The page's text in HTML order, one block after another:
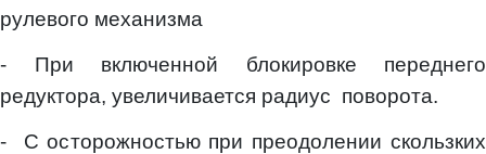
рулевого механизма
- При включенной блокировке переднего
редуктора, увеличивается радиус поворота.
- С осторожностью при преодолении скользких